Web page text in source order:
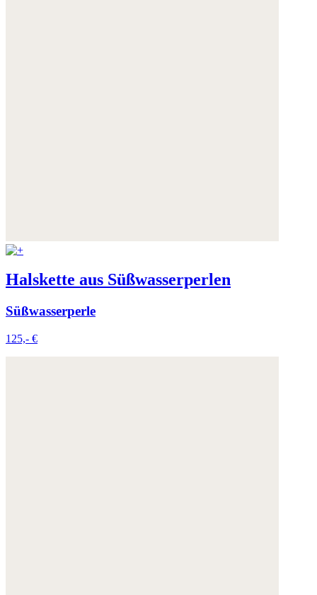
Halskette aus Süßwasserperlen
Süßwasserperle
125,- €